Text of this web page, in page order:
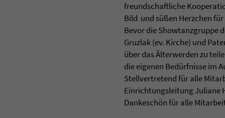
freundschaftliche
Bild und süßen Herzchen
Bevor die Showtanzgruppe
Gruzlak (ev. Kirche) und
über das Älterwerden zu
die eigenen Bedürfnisse im
Stellvertretend für alle
Einrichtungsleitung Juliane
Dankeschön für alle